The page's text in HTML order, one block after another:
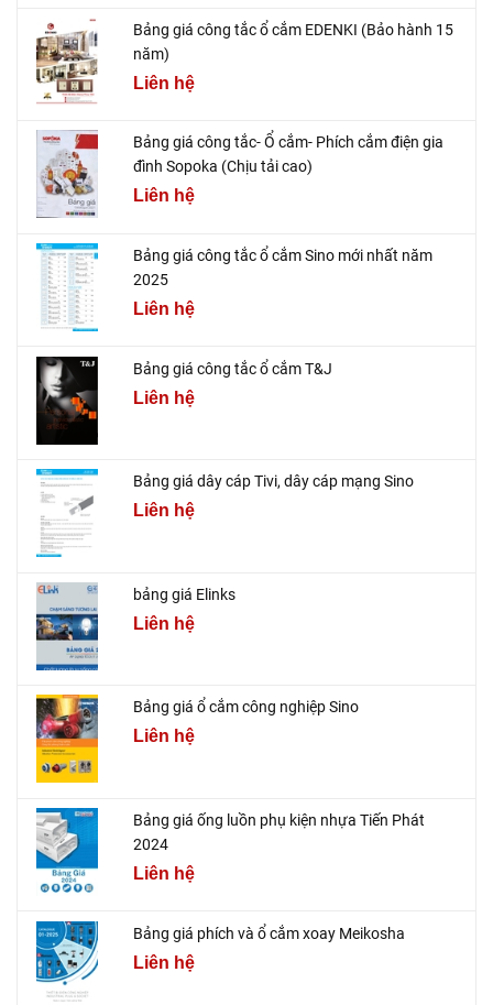
Bảng giá công tắc ổ cắm EDENKI (Bảo hành 15
năm)
Liên hệ
Bảng giá công tắc- Ổ cắm- Phích cắm điện gia
đình Sopoka (Chịu tải cao)
Liên hệ
Bảng giá công tắc ổ cắm Sino mới nhất năm
2025
Liên hệ
Bảng giá công tắc ổ cắm T&J
Liên hệ
Bảng giá dây cáp Tivi, dây cáp mạng Sino
Liên hệ
bảng giá Elinks
Liên hệ
Bảng giá ổ cắm công nghiệp Sino
Liên hệ
Bảng giá ống luồn phụ kiện nhựa Tiến Phát
2024
Liên hệ
Bảng giá phích và ổ cắm xoay Meikosha
Liên hệ